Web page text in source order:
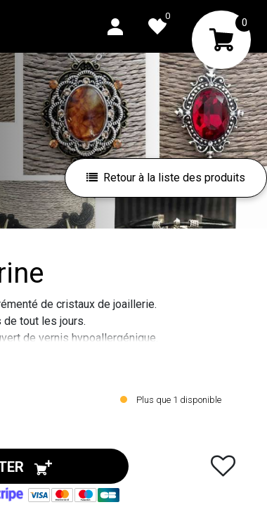
0
0
Retour à la liste des produits
de cristaux de joaillerie.
tout les jours.
de vernis hypoallergénique.
sont sans plomb, sans nickel et sans
Plus que 1 disponible